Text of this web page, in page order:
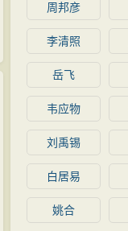
周邦彦
李清照
岳飞
韦应物
刘禹锡
白居易
姚合